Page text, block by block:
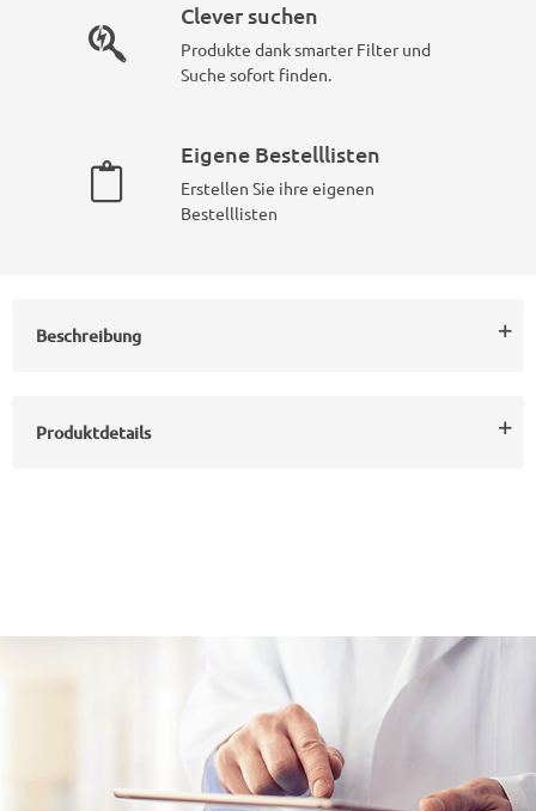
Clever suchen
Produkte dank smarter Filter und
Suche sofort finden.
Eigene Bestelllisten
Erstellen Sie ihre eigenen
Bestelllisten
Beschreibung
Produktdetails